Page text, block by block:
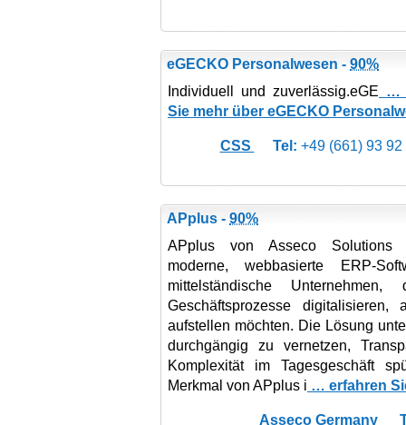
eGECKO Personalwesen - 90%
Individuell und zuverlässig.eGE …
Sie mehr über eGECKO
CSS Tel: +49 (661) 93 92
APplus - 90%
APplus von Asseco
moderne, webbasierte ERP-
mittelständische
Geschäftsprozesse digitalisieren,
aufstellen möchten. Die Lösung
durchgängig zu vernetzen,
Komplexität im Tagesgeschäft
Merkmal von APplus i … erfahren
Asseco Germany